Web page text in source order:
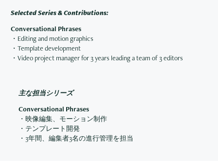
Selected Series & Contributions:
Conversational Phrases
・Editing and motion graphics
・Template development
・Video project manager for 3 years leading a team of 3 editors
主な担当シリーズ
Conversational Phrases
・映像編集、モーション制作
・テンプレート開発
・3年間、編集者3名の進行管理を担当